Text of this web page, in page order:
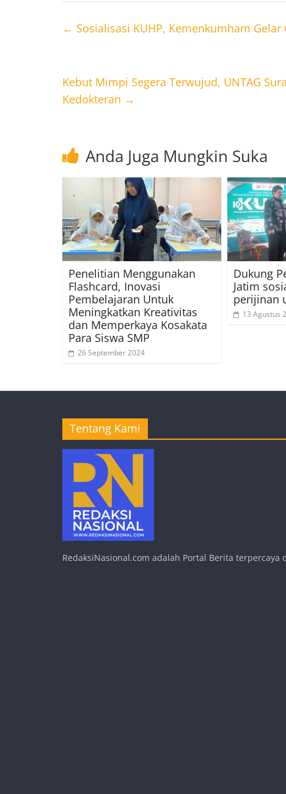
← Sosialisasi KUHP, Kemenkumham Gelar
Kebut Mimpi Segera Terwujud, UNTAG
Kedokteran →
Anda Juga Mungkin Suka
Penelitian Menggunakan
Flashcard, Inovasi
Pembelajaran Untuk
Meningkatkan Kreativitas
dan Memperkaya Kosakata
Para Siswa SMP
26 September 2024
Dukung
Jatim
perijinan
13 Agustus
Tentang Kami
RedaksiNasional.com adalah Portal Berita terpercaya